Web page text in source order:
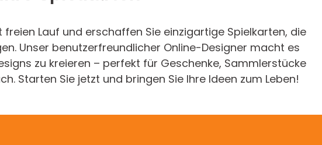
freien Lauf und erschaffen Sie einzigartige Spielkarten, die
Unser benutzerfreundlicher Online-Designer macht es
zu kreieren – perfekt für Geschenke, Sammlerstücke
Starten Sie jetzt und bringen Sie Ihre Ideen zum Leben!